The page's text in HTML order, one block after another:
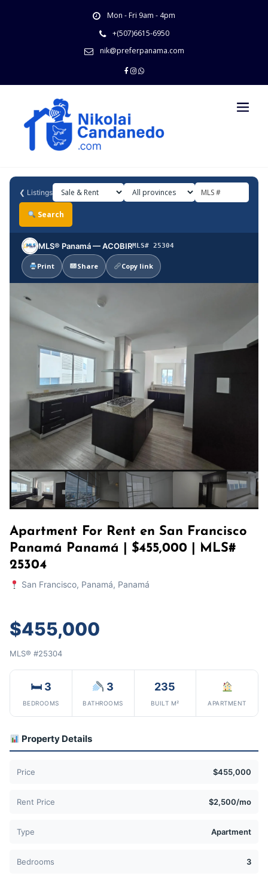
Mon - Fri 9am - 4pm
+(507)6615-6950
nik@preferpanama.com
❮ Listings
Search
MLS® Panamá — ACOBIRMLS# 25304
Print Share Copy link
Apartment For Rent en San Francisco
Panamá Panamá | $455,000 | MLS#
25304
San Francisco, Panamá, Panamá
$455,000
MLS® #25304
🛏 3
BEDROOMS
3
BATHROOMS
235
BUILT M² APARTMENT
Property Details
Price $455,000
Rent Price $2,500/mo
Type Apartment
Bedrooms 3